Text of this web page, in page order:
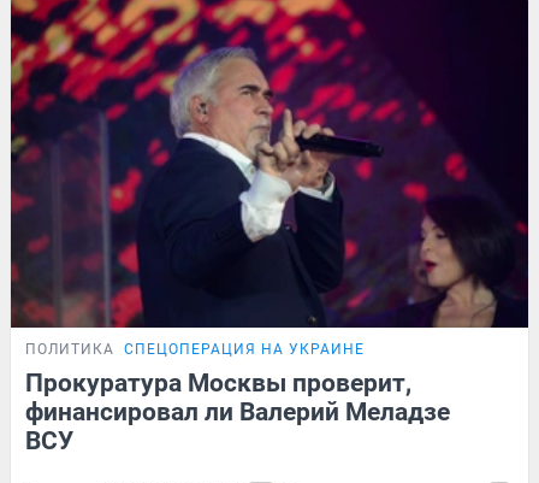
ПОЛИТИКА СПЕЦОПЕРАЦИЯ НА УКРАИНЕ
Прокуратура Москвы проверит,
финансировал ли Валерий Меладзе
ВСУ